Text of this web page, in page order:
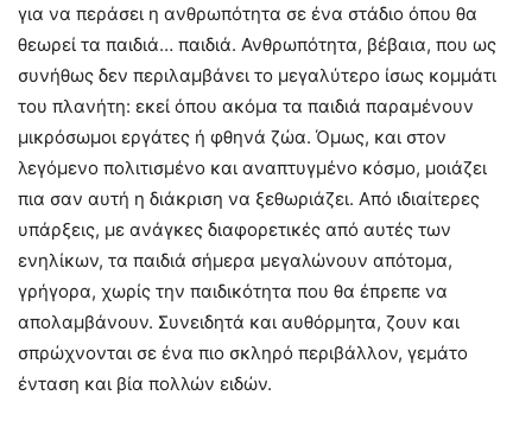
για να περάσει η ανθρωπότητα σε ένα στάδιο όπου θα
θεωρεί τα παιδιά… παιδιά. Ανθρωπότητα, βέβαια, που ως
συνήθως δεν περιλαμβάνει το μεγαλύτερο ίσως κομμάτι
του πλανήτη: εκεί όπου ακόμα τα παιδιά παραμένουν
μικρόσωμοι εργάτες ή φθηνά ζώα. Όμως, και στον
λεγόμενο πολιτισμένο και αναπτυγμένο κόσμο, μοιάζει
πια σαν αυτή η διάκριση να ξεθωριάζει. Από ιδιαίτερες
υπάρξεις, με ανάγκες διαφορετικές από αυτές των
ενηλίκων, τα παιδιά σήμερα μεγαλώνουν απότομα,
γρήγορα, χωρίς την παιδικότητα που θα έπρεπε να
απολαμβάνουν. Συνειδητά και αυθόρμητα, ζουν και
σπρώχνονται σε ένα πιο σκληρό περιβάλλον, γεμάτο
ένταση και βία πολλών ειδών.